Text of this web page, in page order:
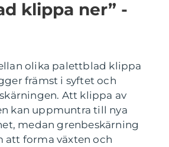
klippa ner” -
olika palettblad klippa
främst i syftet och
Att klippa av
kan uppmuntra till nya
medan grenbeskärning
att forma växten och